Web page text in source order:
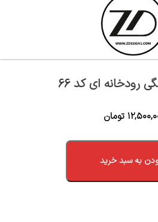
رودخانه ای کد 66
تومان
به سبد خرید